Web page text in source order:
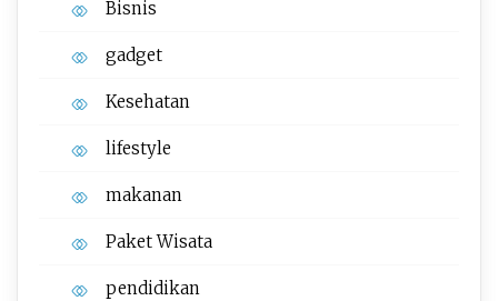
Bisnis
gadget
Kesehatan
lifestyle
makanan
Paket Wisata
pendidikan